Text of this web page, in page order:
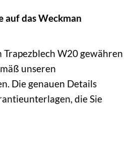
auf das Weckman
Trapezblech W20 gewähren
unseren
Die genauen Details
die Sie